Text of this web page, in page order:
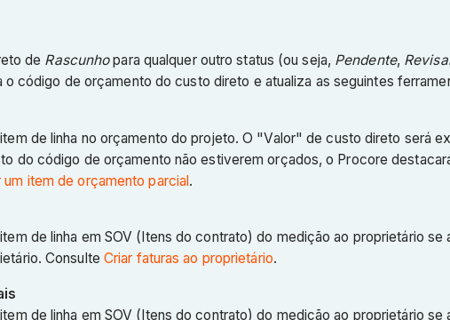
de Rascunhopara qualquer outro status (ou seja, Pendente,
código de orçamento do custo direto e atualiza as seguintes
de linha no orçamento do projeto. O "Valor" de custo direto será
do código de orçamento não estiverem orçados, o Procore
um item de orçamento parcial.
de linha em SOV (Itens do contrato) do medição ao proprietário
Consulte Criar faturas ao proprietário.
de linha em SOV (Itens do contrato) do medição ao proprietário